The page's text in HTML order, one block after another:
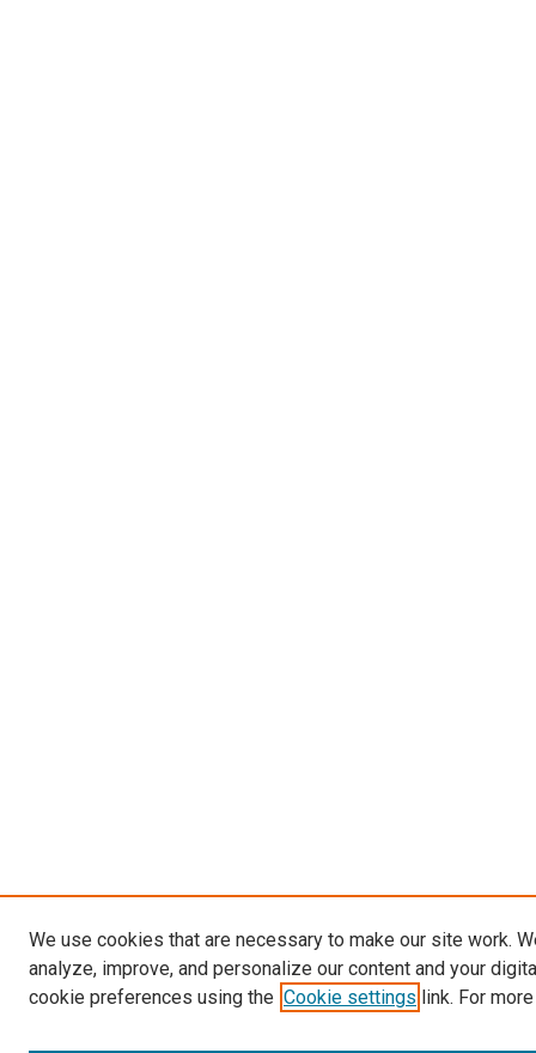
We use cookies that are necessary to make our site work.
analyze, improve, and personalize our content and your
cookie preferences using the Cookie settings link. For